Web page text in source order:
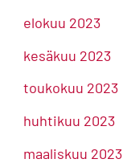
elokuu 2023
kesäkuu 2023
toukokuu 2023
huhtikuu 2023
maaliskuu 2023